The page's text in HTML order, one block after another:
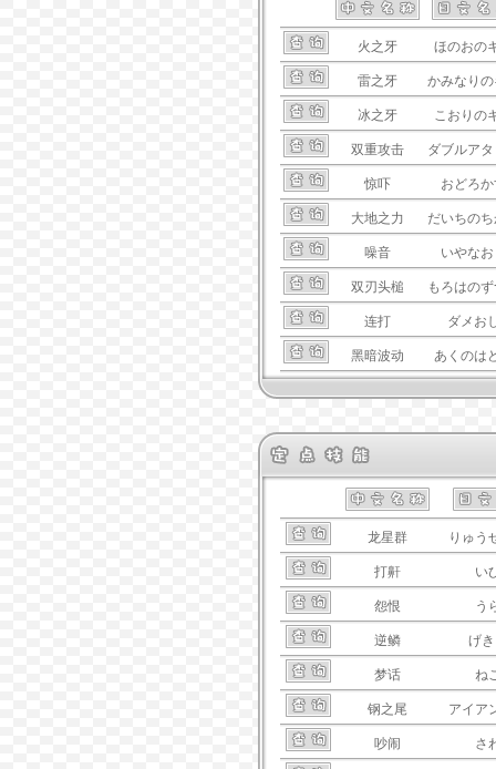
火之牙 ほのおの
雷之牙 かみなり
冰之牙 こおりの
双重攻击 ダブルア
惊吓 おどろ
大地之力 だいちの
噪音 いやな
双刃头槌 もろはの
连打 ダメお
黑暗波动 あくのは
龙星群 りゅう
打鼾 い
怨恨 う
逆鳞 げ
梦话 ね
钢之尾 アイア
吵闹 さ